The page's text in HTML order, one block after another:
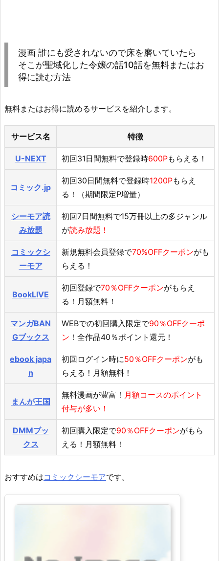
漫画 誰にも愛されないので床を磨いていたら
そこが聖域化した令嬢の話10話を無料またはお
得に読む方法
無料またはお得に読めるサービスを紹介します。
サービス名 特徴
U-NEXT 初回31日間無料で登録時600Pもらえる！
コミック.jp
初回30日間無料で登録時1200Pもらえ
る！（期間限定P増量）
シーモア読
み放題
初回7日間無料で15万冊以上の多ジャンル
が読み放題！
コミックシ
ーモア
新規無料会員登録で70%OFFクーポンがも
らえる！
BookLIVE
初回登録で70％OFFクーポンがもらえ
る！月額無料！
マンガBAN
Gブックス
WEBでの初回購入限定で90％OFFクーポ
ン ！全作品40％ポイント還元！
ebook japa
n
初回ログイン時に50％OFFクーポンがも
らえる！月額無料！
まんが王国
無料漫画が豊富！ 月額コースのポイント
付与が多い！
DMMブッ
クス
初回購入限定で90％OFFクーポンがもら
える！月額無料！
おすすめはコミックシーモアです。